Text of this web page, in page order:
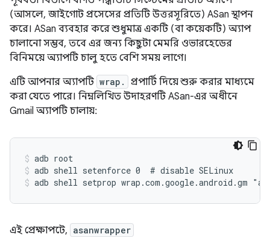
(আসলে, জাইগোট প্রসেসের প্রতিটি উত্তরসূরিতে) ASan স্থাপন
করে। ASan ব্যবহার করে শুধুমাত্র একটি (বা কয়েকটি) অ্যাপ
চালানো সম্ভব, তবে এর জন্য কিছুটা মেমরি ওভারহেডের
বিনিময়ে অ্যাপটি চালু হতে বেশি সময় লাগে।
এটি আপনার অ্যাপটি wrap.
প্রপার্টি দিয়ে শুরু করার মাধ্যমে
করা যেতে পারে। নিম্নলিখিত উদাহরণটি ASan-এর অধীনে
Gmail অ্যাপটি চালায়:
adb root
adb shell setenforce 0  # disable SELinux
adb shell setprop wrap.com.google.android.gm
এই প্রেক্ষাপটে, asanwrapper